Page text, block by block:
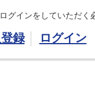
インをしていただく
録 ログイン